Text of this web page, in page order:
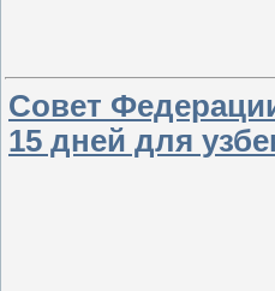
Совет
15 дней для